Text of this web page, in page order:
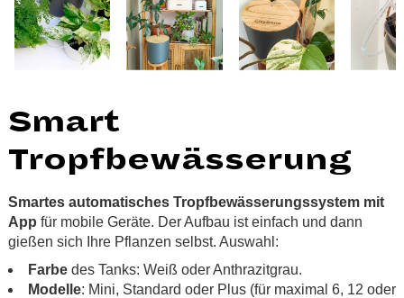
Smart
Tropfbewässerung
Smartes automatisches Tropfbewässerungssystem mit
App für mobile Geräte. Der Aufbau ist einfach und dann
gießen sich Ihre Pflanzen selbst. Auswahl:
Farbe des Tanks: Weiß oder Anthrazitgrau.
Modelle: Mini, Standard oder Plus (für maximal 6, 12 oder